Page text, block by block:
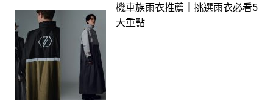
機車族雨衣推薦｜挑選雨衣必看5
大重點